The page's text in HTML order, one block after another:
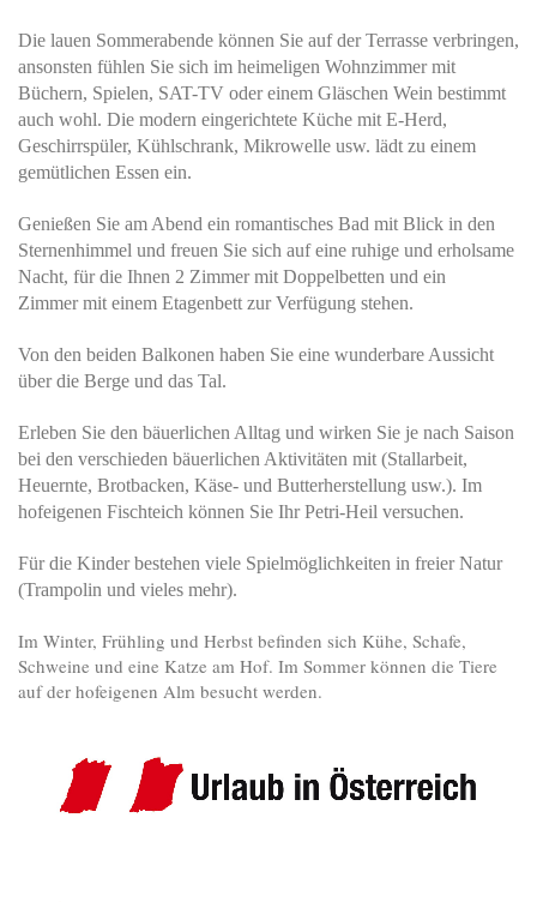
Die lauen Sommerabende können Sie auf der Terrasse verbringen,
ansonsten fühlen Sie sich im heimeligen Wohnzimmer mit
Büchern, Spielen, SAT-TV oder einem Gläschen Wein bestimmt
auch wohl. Die modern eingerichtete Küche mit E-Herd,
Geschirrspüler, Kühlschrank, Mikrowelle usw. lädt zu einem
gemütlichen Essen ein.
Genießen Sie am Abend ein romantisches Bad mit Blick in den
Sternenhimmel und freuen Sie sich auf eine ruhige und erholsame
Nacht, für die Ihnen 2 Zimmer mit Doppelbetten und ein
Zimmer mit einem Etagenbett zur Verfügung stehen.
Von den beiden Balkonen haben Sie eine wunderbare Aussicht
über die Berge und das Tal.
Erleben Sie den bäuerlichen Alltag und wirken Sie je nach Saison
bei den verschieden bäuerlichen Aktivitäten mit (Stallarbeit,
Heuernte, Brotbacken, Käse- und Butterherstellung usw.). Im
hofeigenen Fischteich können Sie Ihr Petri-Heil versuchen.
Für die Kinder bestehen viele Spielmöglichkeiten in freier Natur
(Trampolin und vieles mehr).
Im Winter, Frühling und Herbst befinden sich Kühe, Schafe,
Schweine und eine Katze am Hof. Im Sommer können die Tiere
auf der hofeigenen Alm besucht werden.